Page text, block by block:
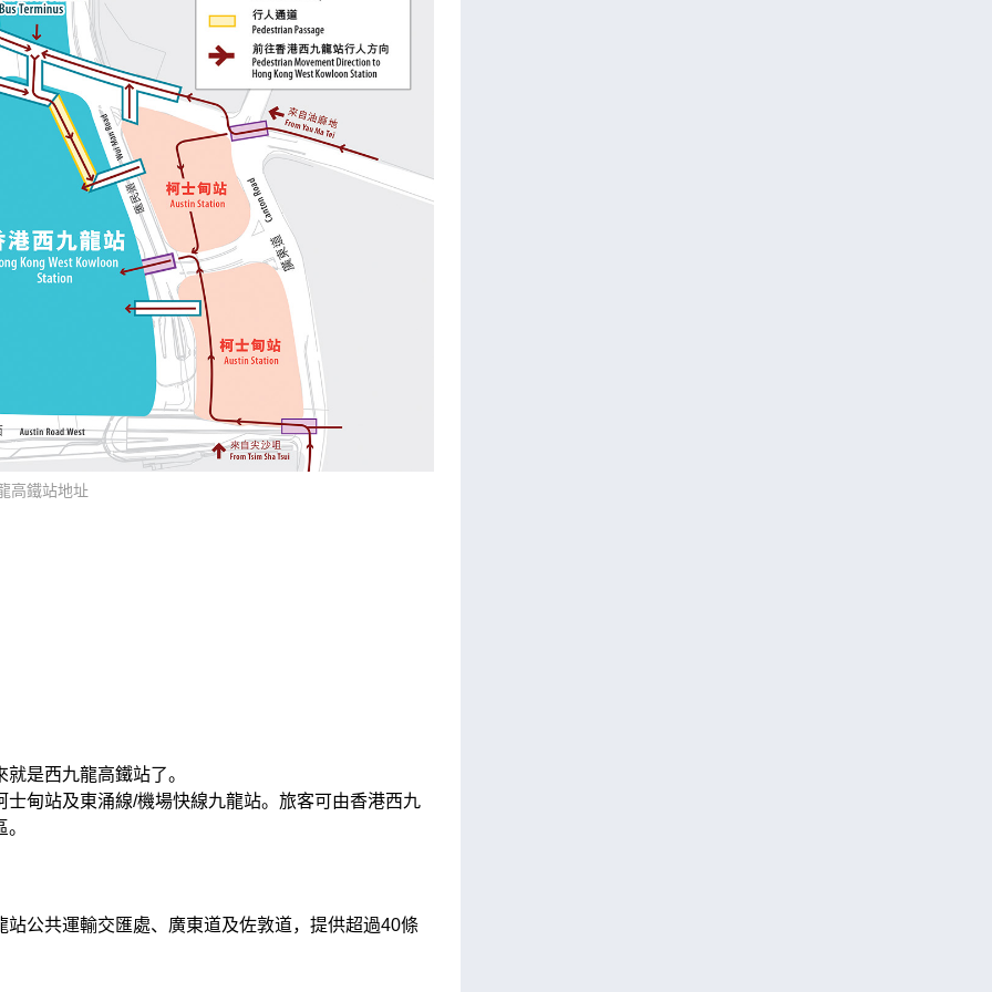
高鐵站地址
是西九龍高鐵站了。
甸站及東涌線/機場快線九龍站。旅客可由香港西九
公共運輸交匯處、廣東道及佐敦道，提供超過40條